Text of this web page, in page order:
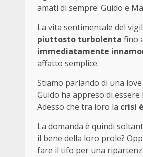
amati di sempre: Guido e
La vita sentimentale del
piuttosto turbolenta fino
immediatamente
affatto semplice.
Stiamo parlando di una
Guido ha appreso di
Adesso che tra loro la crisi
La domanda è quindi
il bene della loro prole?
fare il tifo per una